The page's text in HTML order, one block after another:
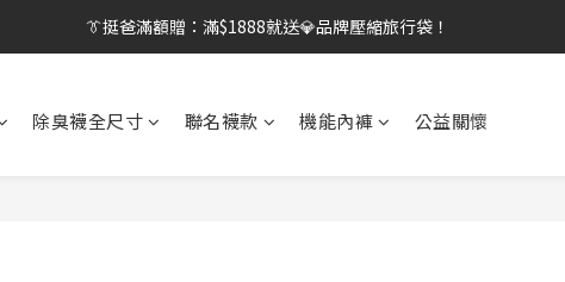
👔挺爸行動：全館襪款【最低$149起】✨立即下單！
【刷卡/電子支付限定】下單送✨WARX品牌質感杯袋！
除臭襪全尺寸 聯名襪款 機能內褲 公益關懷